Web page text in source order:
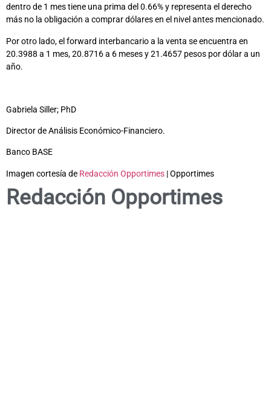
dentro de 1 mes tiene una prima del 0.66% y representa el derecho
más no la obligación a comprar dólares en el nivel antes mencionado.
Por otro lado, el forward interbancario a la venta se encuentra en
20.3988 a 1 mes, 20.8716 a 6 meses y 21.4657 pesos por dólar a un
año.
Gabriela Siller; PhD
Director de Análisis Económico-Financiero.
Banco BASE
Imagen cortesía de Redacción Opportimes | Opportimes
Redacción Opportimes